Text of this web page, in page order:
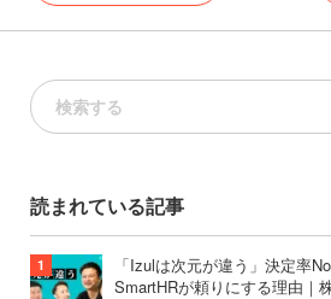
読まれている記事
「Izulは次元が違う」決定率
SmartHRが頼りにする理由｜